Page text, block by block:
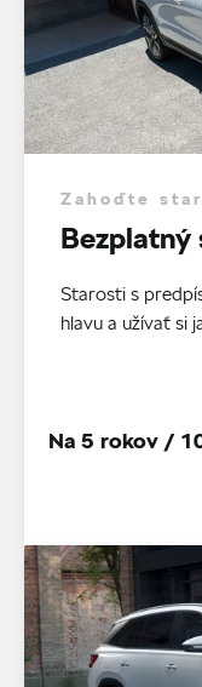
Zahoďte
Bezplatný
Starosti s
hlavu a užívať si
Na 5 rokov /